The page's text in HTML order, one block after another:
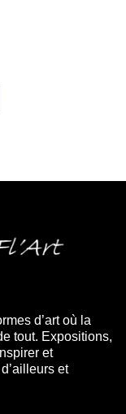
d’art où la
tout. Expositions,
et
et